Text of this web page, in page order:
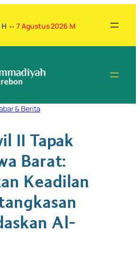
⇔7 Agustus 2026 M
& Berita
II Tapak
Barat:
Keadilan
Al-